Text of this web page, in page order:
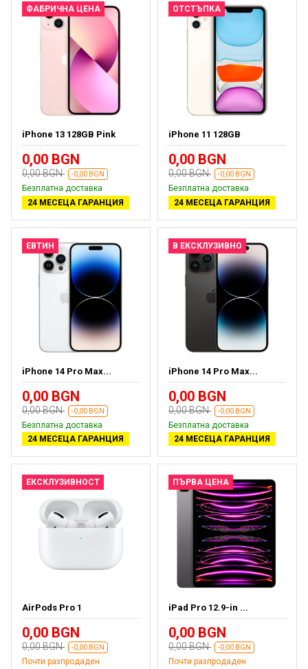
ФАБРИЧНА ЦЕНА
iPhone 13 128GB Pink
0,00 BGN
0,00 BGN -0,00 BGN
Безплатна доставка
24 МЕСЕЦА ГАРАНЦИЯ
ОТСТЪПКА
iPhone 11 128GB
0,00 BGN
0,00 BGN -0,00 BGN
Безплатна доставка
24 МЕСЕЦА ГАРАНЦИЯ
ЕВТИН
iPhone 14 Pro Max...
0,00 BGN
0,00 BGN -0,00 BGN
Безплатна доставка
24 МЕСЕЦА ГАРАНЦИЯ
В ЕКСКЛУЗИВНО
iPhone 14 Pro Max...
0,00 BGN
0,00 BGN -0,00 BGN
Безплатна доставка
24 МЕСЕЦА ГАРАНЦИЯ
ЕКСКЛУЗИВНОСТ
AirPods Pro 1
0,00 BGN
0,00 BGN -0,00 BGN
Почти разпродаден
ПЪРВА ЦЕНА
iPad Pro 12.9-in ...
0,00 BGN
0,00 BGN -0,00 BGN
Почти разпродаден